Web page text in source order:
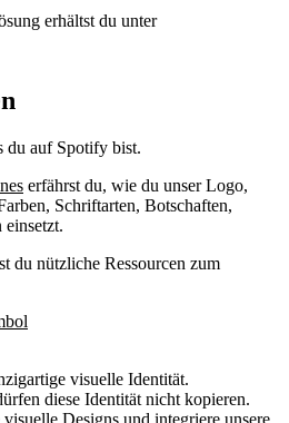
erhältst du unter
du auf Spotify bist.
erfährst du, wie du unser Logo,
Schriftarten, Botschaften,
einsetzt.
du nützliche Ressourcen zum
visuelle Identität.
diese Identität nicht kopieren.